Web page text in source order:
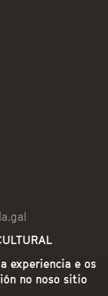
experiencia e os
no noso sitio